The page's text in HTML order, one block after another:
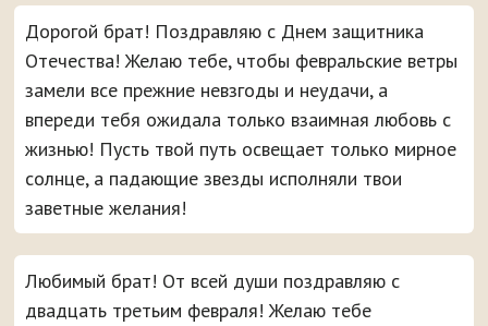
Дорогой брат! Поздравляю с Днем защитника
Отечества! Желаю тебе, чтобы февральские ветры
замели все прежние невзгоды и неудачи, а
впереди тебя ожидала только взаимная любовь с
жизнью! Пусть твой путь освещает только мирное
солнце, а падающие звезды исполняли твои
заветные желания!
Любимый брат! От всей души поздравляю с
двадцать третьим февраля! Желаю тебе